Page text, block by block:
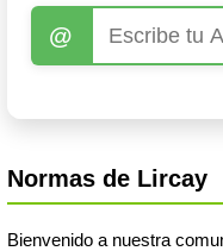
@
Normas de Lircay
Bienvenido a nuestra